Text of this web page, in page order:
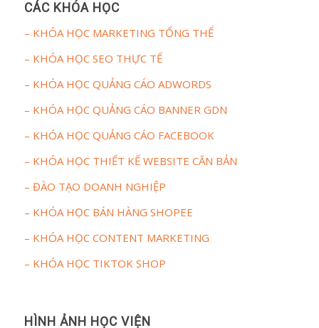
CÁC KHÓA HỌC
– KHÓA HỌC MARKETING TỔNG THỂ
– KHÓA HỌC SEO THỰC TẾ
– KHÓA HỌC QUẢNG CÁO ADWORDS
– KHÓA HỌC QUẢNG CÁO BANNER GDN
– KHÓA HỌC QUẢNG CÁO FACEBOOK
– KHÓA HỌC THIẾT KẾ WEBSITE CĂN BẢN
– ĐÀO TẠO DOANH NGHIỆP
– KHÓA HỌC BÁN HÀNG SHOPEE
– KHÓA HỌC CONTENT MARKETING
– KHÓA HỌC TIKTOK SHOP
HÌNH ẢNH HỌC VIỆN